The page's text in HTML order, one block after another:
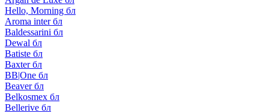
Hello, Morning бл
Aroma inter бл
Baldessarini бл
Dewal бл
Batiste бл
Baxter бл
BB|One бл
Beaver бл
Belkosmex бл
Bellerive бл